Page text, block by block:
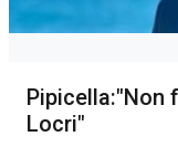
Pipicella:"Non
Locri"